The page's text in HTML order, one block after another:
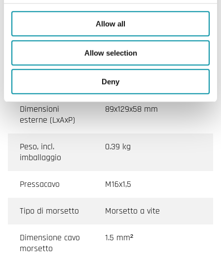
Allow all
Allow selection
Deny
Temperatura di
-40…50 °C
Parete
Dimensioni
esterne (LxAxP)
89x129x58 mm
Peso, incl.
imballaggio
0.39 kg
Pressacavo M16x1,5
Tipo di morsetto Morsetto a vite
Dimensione cavo
morsetto
1.5 mm²